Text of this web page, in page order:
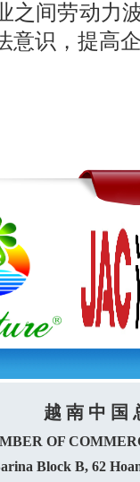
之间劳动力
意识，提高
越 南 中 国
OF
Block B, 62